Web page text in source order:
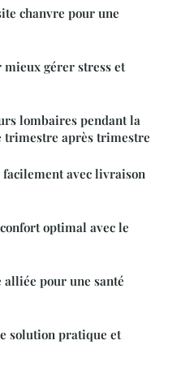
chanvre pour une
mieux gérer stress et
lombaires pendant la
trimestre après trimestre
avec livraison
optimal avec le
pour une santé
solution pratique et